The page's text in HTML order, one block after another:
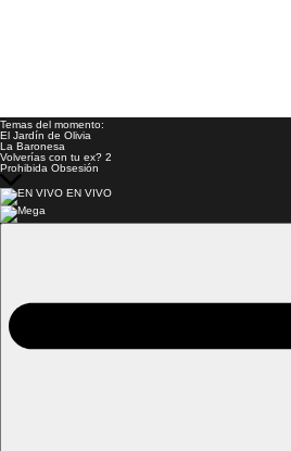
Temas del momento:
El Jardín de Olivia
La Baronesa
Volverías con tu ex? 2
Prohibida Obsesión
EN VIVO